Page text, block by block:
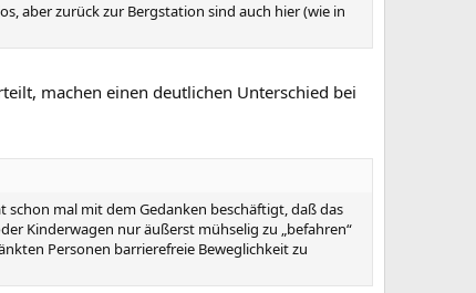
aber zurück zur Bergstation sind auch hier (wie in
machen einen deutlichen Unterschied bei
schon mal mit dem Gedanken beschäftigt, daß das
Kinderwagen nur äußerst mühselig zu „befahren“
Personen barrierefreie Beweglichkeit zu